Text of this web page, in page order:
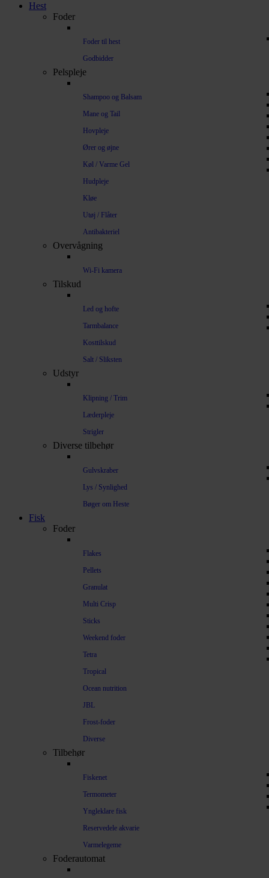
Hest
Foder
Foder til hest
Godbidder
Pelspleje
Shampoo og Balsam
Mane og Tail
Hovpleje
Ører og øjne
Køl / Varme Gel
Hudpleje
Kløe
Utøj / Flåter
Antibakteriel
Overvågning
Wi-Fi kamera
Tilskud
Led og hofte
Tarmbalance
Kosttilskud
Salt / Sliksten
Udstyr
Klipning / Trim
Læderpleje
Strigler
Diverse tilbehør
Gulvskraber
Lys / Synlighed
Bøger om Heste
Fisk
Foder
Flakes
Pellets
Granulat
Multi Crisp
Sticks
Weekend foder
Tetra
Tropical
Ocean nutrition
JBL
Frost-foder
Diverse
Tilbehør
Fiskenet
Termometer
Yngleklare fisk
Reservedele akvarie
Varmelegeme
Foderautomat